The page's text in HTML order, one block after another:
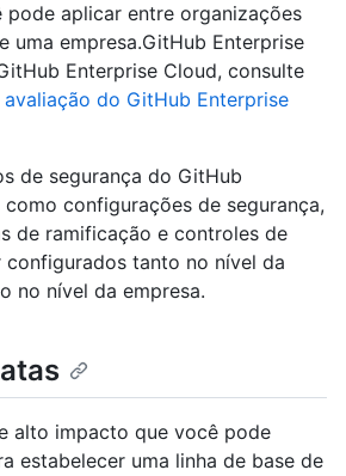
aplicar entre organizações
uma empresa.GitHub Enterprise
Enterprise Cloud, consulte
do GitHub Enterprise
de segurança do GitHub
configurações de segurança,
de ramificação e controles de
configurados tanto no nível da
no nível da empresa.
alto impacto que você pode
estabelecer uma linha de base de